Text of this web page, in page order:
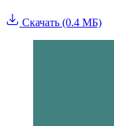
Скачать (0.4 МБ)